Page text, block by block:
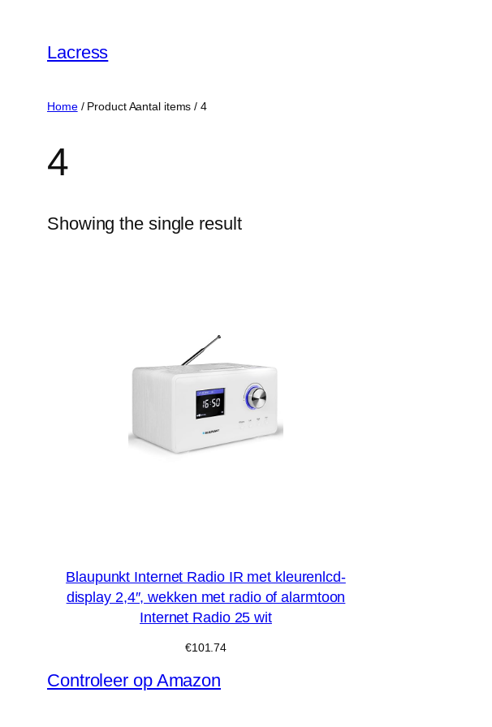
content
Lacress
Home/ Product Aantal items / ‎4
‎4
Showing the single result
Blaupunkt Internet Radio IR met kleurenlcd-
display 2,4″, wekken met radio of alarmtoon
Internet Radio 25 wit
€101.74
Controleer op Amazon